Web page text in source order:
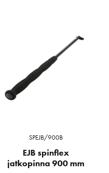
SPEJB/900B
EJB spinflex
jatkopinna 900 mm